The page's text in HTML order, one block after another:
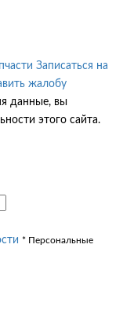
Записаться на
жалобу
данные, вы
этого сайта.
* Персональные